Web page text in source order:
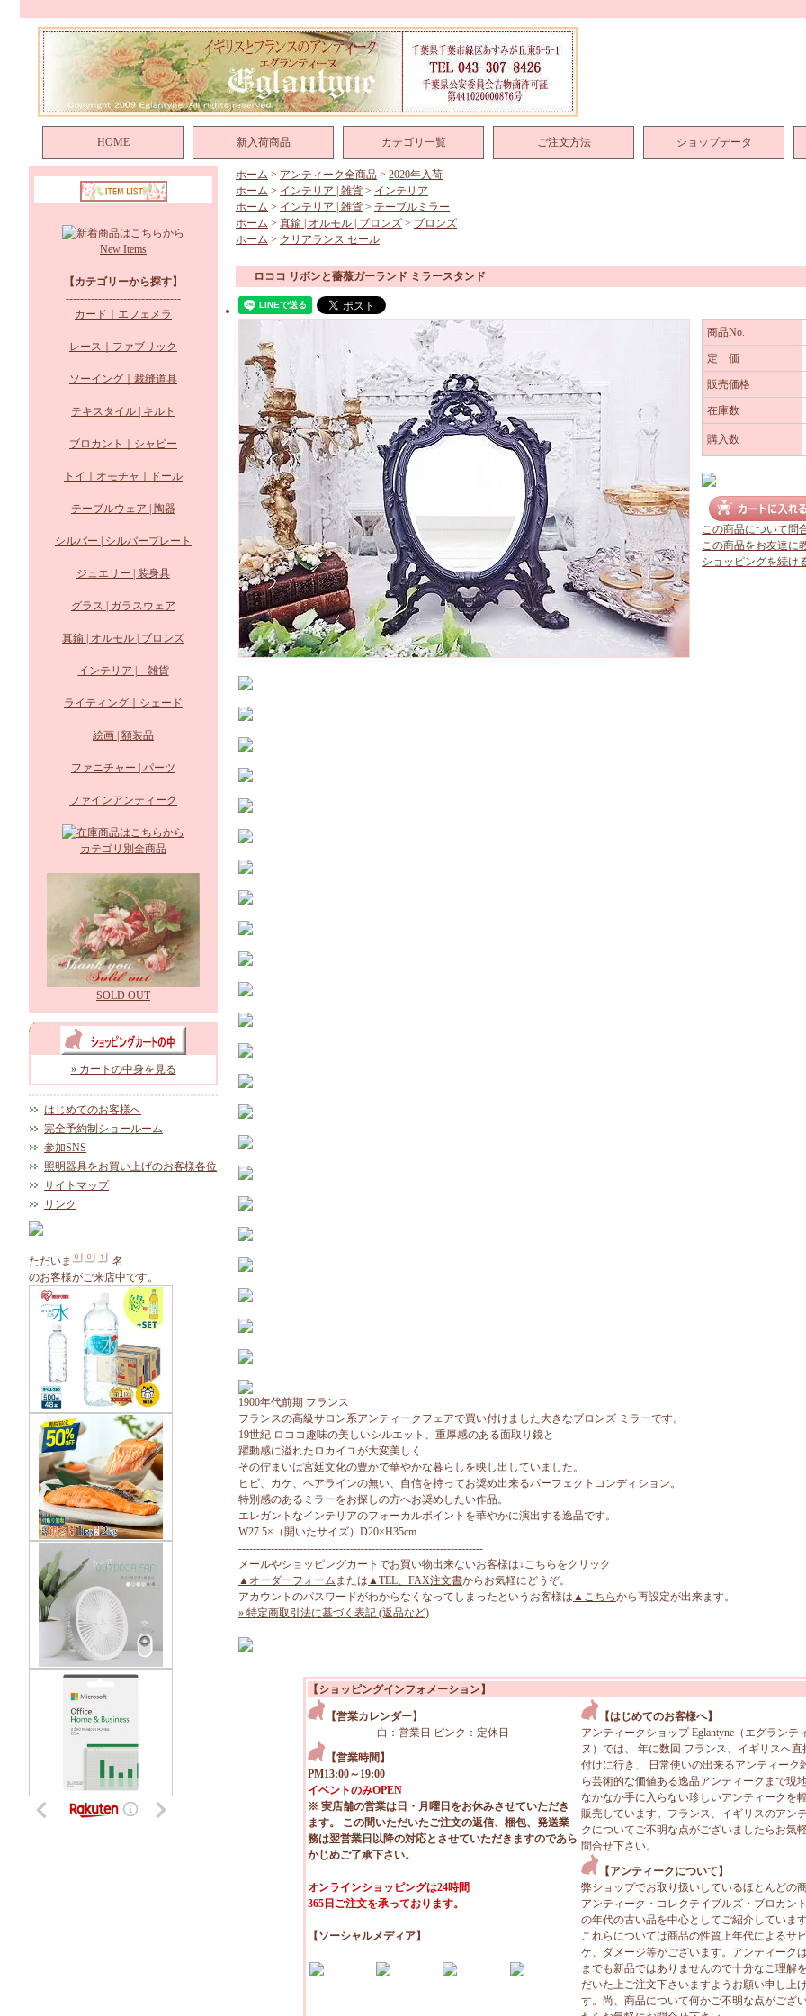
HOME 新入荷商品 カテゴリ一覧 ご注文方法 ショップデータ
New Items
【カテゴリーから探す】
--------------------------------
カード｜エフェメラ
レース｜ファブリック
ソーイング｜裁縫道具
テキスタイル | キルト
ブロカント｜シャビー
トイ｜オモチャ｜ドール
テーブルウェア | 陶器
シルバー | シルバープレート
ジュエリー | 装身具
グラス | ガラスウェア
真鍮 | オルモル | ブロンズ
インテリア | 雑貨
ライティング｜シェード
絵画 | 額装品
ファニチャー | パーツ
ファインアンティーク
カテゴリ別全商品
SOLD OUT
» カートの中身を見る
はじめてのお客様へ
完全予約制ショールーム
参加SNS
照明器具をお買い上げのお客様各位
サイトマップ
リンク
ただいま
名
のお客様がご来店中です。
ホーム > アンティーク全商品 > 2020年入荷
ホーム > インテリア | 雑貨 > インテリア
ホーム > インテリア | 雑貨 > テーブルミラー
ホーム > 真鍮 | オルモル | ブロンズ > ブロンズ
ホーム > クリアランス セール
ロココ リボンと薔薇ガーランド ミラースタンド
商品No.
定 価
販売価格
在庫数
購入数
この商品について問
この商品をお友達に
ショッピングを続け
1900年代前期 フランス
フランスの高級サロン系アンティークフェアで買い付けました大きなブロンズ ミラーです。
19世紀 ロココ趣味の美しいシルエット、重厚感のある面取り鏡と
躍動感に溢れたロカイユが大変美しく
その佇まいは宮廷文化の豊かで華やかな暮らしを映し出していました。
ヒビ、カケ、ヘアラインの無い、自信を持ってお奨め出来るパーフェクトコンディション。
特別感のあるミラーをお探しの方へお奨めしたい作品。
エレガントなインテリアのフォーカルポイントを華やかに演出する逸品です。
W27.5×（開いたサイズ）D20×H35cm
--------------------------------------------------------------------
メールやショッピングカートでお買い物出来ないお客様は↓こちらをクリック
▲オーダーフォーム または ▲TEL、FAX注文書からお気軽にどうぞ。
アカウントのパスワードがわからなくなってしまったというお客様は ▲こちらから再設定が出来ます。
» 特定商取引法に基づく表記 (返品など)
【ショッピングインフォメーション】
【営業カレンダー】
白：営業日 ピンク：定休日
【営業時間】
PM13:00～19:00
イベントのみOPEN
※ 実店舗の営業は日・月曜日をお休みさせていただき
ます。 この間いただいたご注文の返信、梱包、発送業
務は翌営業日以降の対応とさせていただきますのであら
かじめご了承下さい。
オンラインショッピングは24時間
365日ご注文を承っております。
【ソーシャルメディア】
【はじめてのお客様へ】
アンティークショップ Eglantyne（エグランテ
ヌ）では、 年に数回 フランス、イギリスへ直
付けに行き、 日常使いの出来るアンティーク
ら芸術的な価値ある逸品アンティークまで現
なかなか手に入らない珍しいアンティークを
販売しています。フランス、イギリスのアン
クについてご不明な点がございましたらお気
問合せ下さい。
【アンティークについて】
弊ショップでお取り扱いしているほとんどの
アンティーク・コレクテイブルズ・ブロカン
の年代の古い品を中心としてご紹介しています
これらについては商品の性質上年代によるサ
ケ、ダメージ等がございます。アンティーク
までも新品ではありませんので十分なご理解
だいた上ご注文下さいますようお願い申し上
す。尚、商品について何かご不明な点がござ